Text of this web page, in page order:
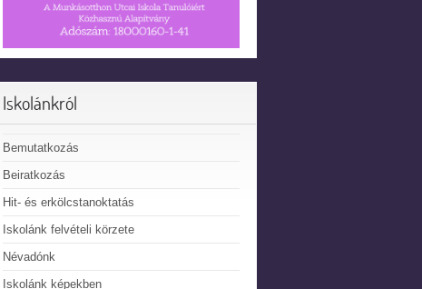
Iskolánkról
Bemutatkozás
Beiratkozás
Hit- és erkölcstanoktatás
Iskolánk felvételi körzete
Névadónk
Iskolánk képekben